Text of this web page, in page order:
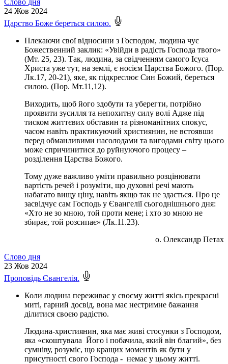
Слово дня
24 Жов 2024
Царство Боже береться силою.
Плекаючи свої відносини з Господом, людина чує
Божественний заклик: «Увійди в радість Господа твого»
(Мт. 25, 23). Так, людина, за свідченням самого Ісуса
Христа уже тут, на землі, є носієм Царства Божого. (Пор.
Лк.17, 20-21), яке, як підкреслює Син Божий, береться
силою. (Пор. Мт.11,12).
Виходить, щоб його здобути та уберегти, потрібно
проявити зусилля та непохитну силу волі Адже під
тиском життєвих обставин та різноманітних спокус,
часом навіть практикуючий християнин, не встоявши
перед обманливими насолодами та вигодами світу цього
може спричинитися до руйнуючого процесу –
розділення Царства Божого.
Тому дуже важливо уміти правильно розцінювати
вартість речей і розуміти, що духовні речі мають
набагато вищу ціну, навіть якщо так не здається. Про це
засвідчує сам Господь у Євангелії сьогоднішнього дня:
«Хто не зо мною, той проти мене; і хто зо мною не
збирає, той розсипає» (Лк.11.23).
о. Олександр Петах
Слово дня
23 Жов 2024
Проповідь Євангелія.
Коли людина переживає у своєму житті якісь прекрасні
миті, гарний досвід, вона має нестримне бажання
ділитися своєю радістю.
Людина-християнин, яка має живі стосунки з Господом,
яка «скоштувала Його і побачила, який він благий», без
сумніву, розуміє, що кращих моментів як бути у
присутності свого Господа - немає у цьому житті.